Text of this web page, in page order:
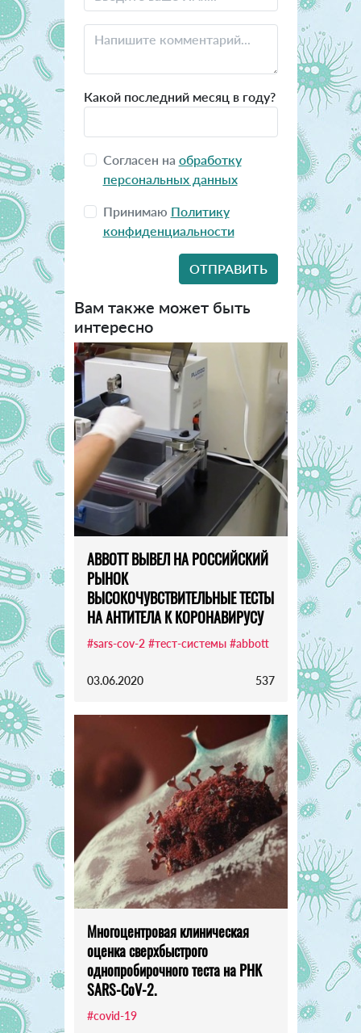
Какой последний месяц в году?
Согласен на обработку
персональных данных
Принимаю Политику
конфиденциальности
Вам также может быть
интересно
ABBOTT ВЫВЕЛ НА РОССИЙСКИЙ
РЫНОК
ВЫСОКОЧУВСТВИТЕЛЬНЫЕ ТЕСТЫ
НА АНТИТЕЛА К КОРОНАВИРУСУ
#sars-cov-2 #тест-системы #abbott
03.06.2020 537
Многоцентровая клиническая
оценка сверхбыстрого
однопробирочного теста на РНК
SARS-CoV-2.
#covid-19